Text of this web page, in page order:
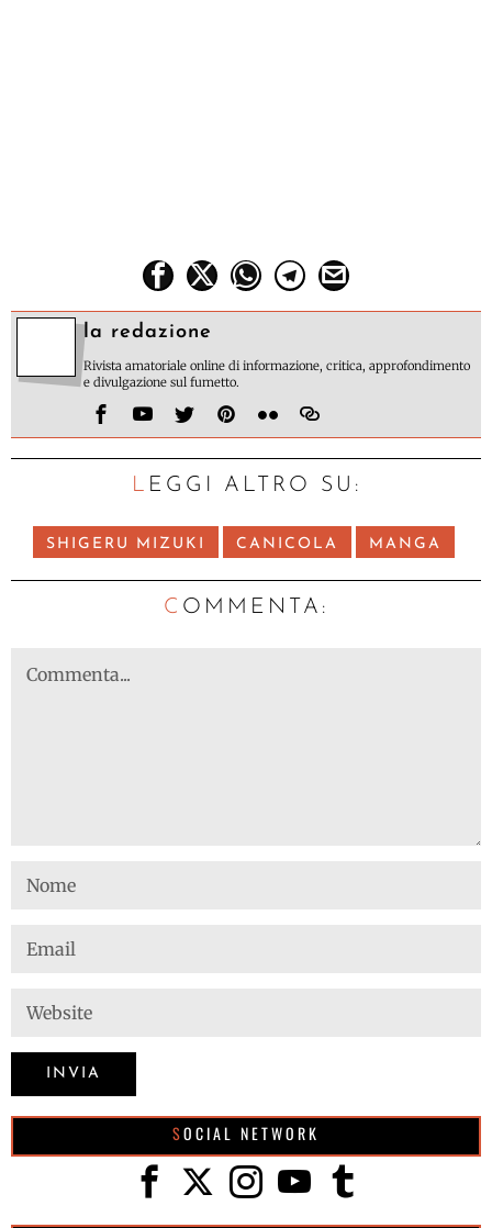
la redazione
Rivista amatoriale online di informazione, critica, approfondimento
e divulgazione sul fumetto.
LEGGI ALTRO SU:
SHIGERU MIZUKI CANICOLA MANGA
C OMMENTA:
SOCIAL NETWORK